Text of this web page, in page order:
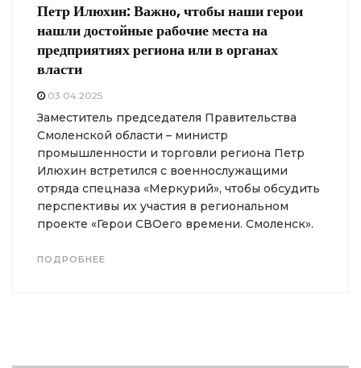
Петр Илюхин: Важно, чтобы наши герои
нашли достойные рабочие места на
предприятиях региона или в органах
власти
03.04.2025
Заместитель председателя Правительства
Смоленской области – министр
промышленности и торговли региона Петр
Илюхин встретился с военнослужащими
отряда спецназа «Меркурий», чтобы обсудить
перспективы их участия в региональном
проекте «Герои СВОего времени. Смоленск».
ПОДРОБНЕЕ